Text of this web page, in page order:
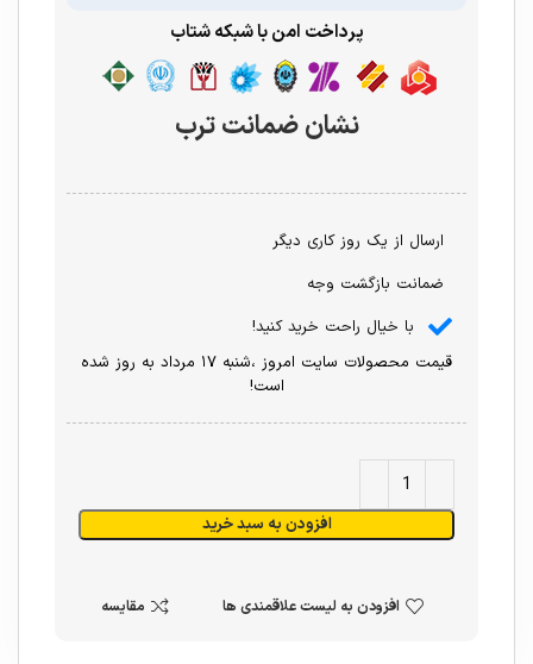
پرداخت امن با شبکه شتاب
نشان ضمانت ترب
ارسال از یک روز کاری دیگر
ضمانت بازگشت وجه
با خیال راحت خرید کنید!
قیمت محصولات سایت امروز ،شنبه ۱۷ مرداد به روز شده
است!
افزودن به سبد خرید
افزودن به لیست علاقمندی ها مقایسه